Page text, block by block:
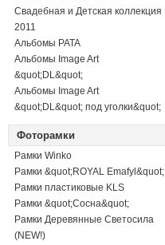
Свадебная и Детская коллекция
2011
Альбомы PATA
Альбомы Image Art
&quot;DL&quot;
Альбомы Image Art
&quot;DL&quot; под уголки&quot;
Фоторамки
Рамки Winko
Рамки &quot;ROYAL Emafyl&quot;
Рамки пластиковые KLS
Рамки &quot;Сосна&quot;
Рамки Деревянные Светосила
(NEW!)